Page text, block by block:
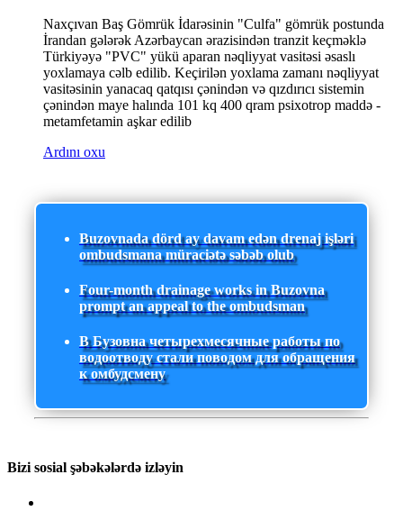
Naxçıvan Baş Gömrük İdarəsinin "Culfa" gömrük postunda
İrandan gələrək Azərbaycan ərazisindən tranzit keçməklə
Türkiyəyə "PVC" yükü aparan nəqliyyat vasitəsi əsaslı
yoxlamaya cəlb edilib. Keçirilən yoxlama zamanı nəqliyyat
vasitəsinin yanacaq qatqısı çənindən və qızdırıcı sistemin
çənindən maye halında 101 kq 400 qram psixotrop maddə -
metamfetamin aşkar edilib
Ardını oxu
Buzovnada dörd ay davam edən drenaj işləri
ombudsmana müraciətə səbəb olub
Four-month drainage works in Buzovna
prompt an appeal to the ombudsman
В Бузовна четырехмесячные работы по
водоотводу стали поводом для обращения
к омбудсмену
Bizi sosial şəbəkələrdə izləyin